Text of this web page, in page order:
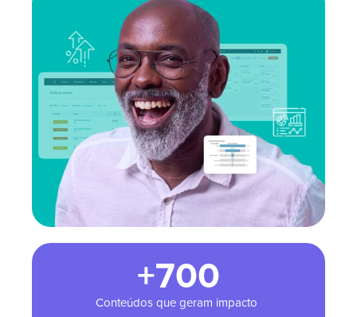
+700
Conteúdos que geram impacto